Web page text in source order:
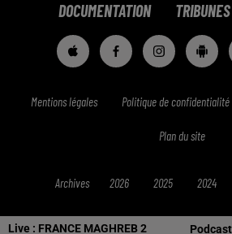
Live : FRANCE MAGHREB 2
DOCUMENTATION TRIBUNES
Mentions légales Politique de confidentialité
Plan du site
Archives 2026 2025 2024